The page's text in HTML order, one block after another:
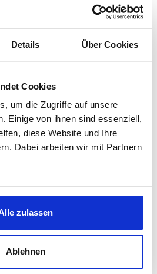
Details Über Cookies
Cookies
um die Zugriffe auf unsere
Einige von ihnen sind essenziell,
diese Website und Ihre
Dabei arbeiten wir mit Partnern
zulassen
Ablehnen
aus.
Ihr Schreibvorhaben.
ZUR ÜBERWINDUNG
nichts einfällt,
gemütlichen Sofa oder der
sind eine Bibliothek oder ein
gute Orte?